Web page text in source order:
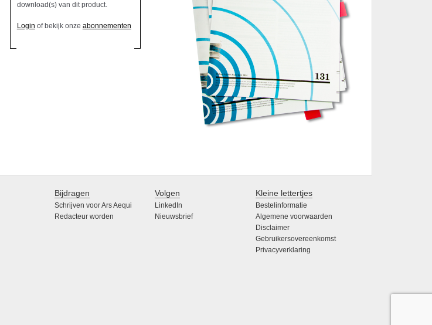
download(s) van dit product.
Login of bekijk onze abonnementen
Bijdragen
Schrijven voor Ars Aequi
Redacteur worden
Volgen
LinkedIn
Nieuwsbrief
Kleine lettertjes
Bestelinformatie
Algemene voorwaarden
Disclaimer
Gebruikersovereenkomst
Privacyverklaring